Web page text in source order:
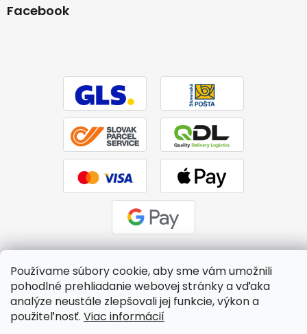
Používame súbory cookie, aby sme vám umožnili
pohodlné prehliadanie webovej stránky a vďaka
analýze neustále zlepšovali jej funkcie, výkon a
použiteľnosť. Viac informácií
Facebook
Vytvoril Shoptet|Upravil Balkys